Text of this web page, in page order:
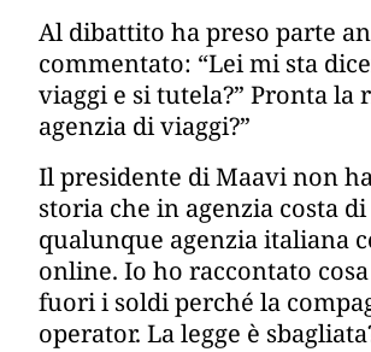
Al dibattito ha preso parte
commentato: “Lei mi sta
viaggi e si tutela?” Pronta
agenzia di viaggi?”
Il presidente di Maavi non
storia che in agenzia costa
qualunque agenzia italiana
online. Io ho raccontato
fuori i soldi perché la
operator. La legge è